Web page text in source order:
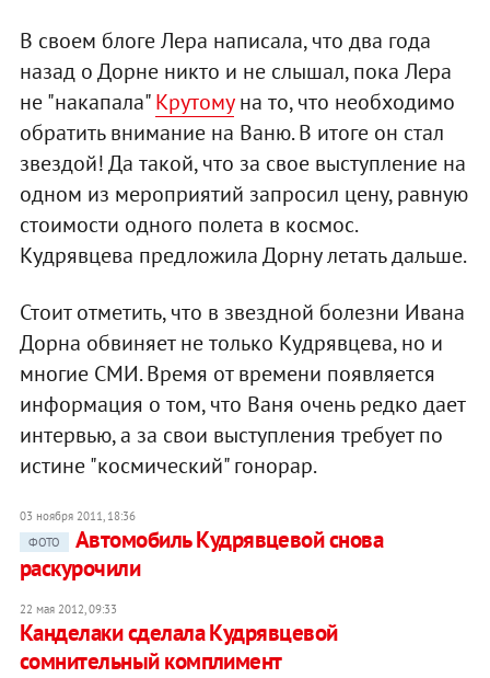
В своем блоге Лера написала, что два года
назад о Дорне никто и не слышал, пока Лера
не "накапала"Крутомуна то, что необходимо
обратить внимание на Ваню. В итоге он стал
звездой! Да такой, что за свое выступление на
одном из мероприятий запросил цену, равную
стоимости одного полета в космос.
Кудрявцева предложила Дорну летать дальше.
Стоит отметить, что в звездной болезни Ивана
Дорна обвиняет не только Кудрявцева, но и
многие СМИ. Время от времени появляется
информация о том, что Ваня очень редко дает
интервью, а за свои выступления требует по
истине "космический" гонорар.
03 ноября 2011, 18:36
ФОТО
Автомобиль Кудрявцевой снова
раскурочили
22 мая 2012, 09:33
Канделаки сделала Кудрявцевой
сомнительный комплимент